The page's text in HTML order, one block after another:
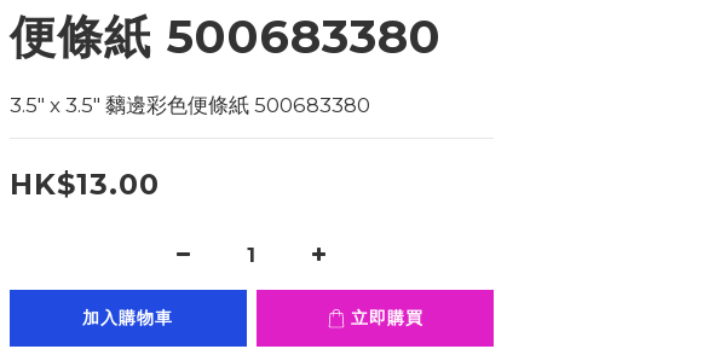
便條紙 500683380
3.5" x 3.5" 黐邊彩色便條紙 500683380
HK$13.00
加入購物車 立即購買